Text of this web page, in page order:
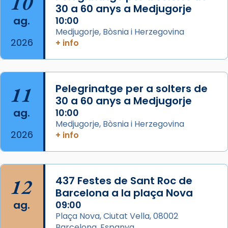
missa d’acció de gràcies en agraïment al
comitè organitzador de la visita apostòlica
del Sant Pare Lleó XIV a Barcelona, i als
col·laboradors, a la Catedral de Barcelona.
L’arquebisbe de Barcelona, el cardenal Joan
Josep Omella, ha presidit la missa i l’ha
concelebrat el bisbe auxiliar de Barcelona,
Mons. David Abadías.
📸 Dr. G. Simón
Photo
View on Facebook · Share
Arquebisbat de Barcelona
2 weeks ago
Memòria de les santes Juliana i
Semproniana, verges i màrtirs.
ag.
2026
30 a 60 anys a Medjugorje
10:00
Medjugorje, Bòsnia i Herzegovina
+ info
11
ag.
2026
Pelegrinatge per a solters de
30 a 60 anys a Medjugorje
10:00
Medjugorje, Bòsnia i Herzegovina
+ info
12
ag.
437 Festes de Sant Roc de
Barcelona a la plaça Nova
09:00
Plaça Nova, Ciutat Vella, 08002